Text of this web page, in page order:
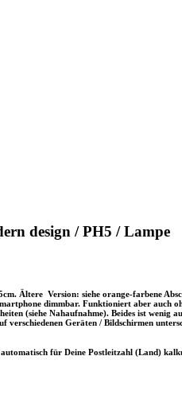
design / PH5 / Lampe
Ältere Version: siehe orange-farbene
dimmbar. Funktioniert aber auch
(siehe Nahaufnahme). Beides ist
Geräten / Bildschirmen
für Deine Postleitzahl (Land)